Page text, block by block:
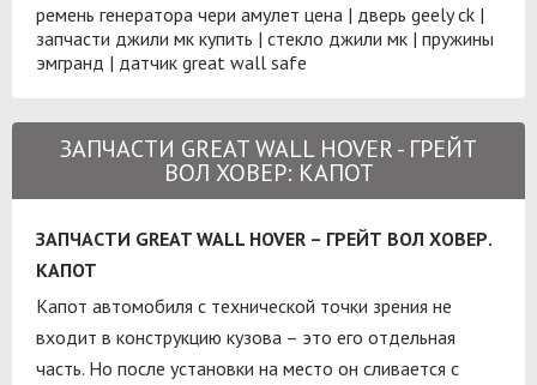
ремень генератора чери амулет цена | дверь geely ck |
запчасти джили мк купить | стекло джили мк | пружины
эмгранд | датчик great wall safe
ЗАПЧАСТИ GREAT WALL HOVER - ГРЕЙТ
ВОЛ ХОВЕР: КАПОТ
ЗАПЧАСТИ GREAT WALL HOVER – ГРЕЙТ ВОЛ ХОВЕР.
КАПОТ
Капот автомобиля с технической точки зрения не
входит в конструкцию кузова – это его отдельная
часть. Но после установки на место он сливается с